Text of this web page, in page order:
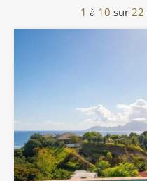
1 à 10 sur 22